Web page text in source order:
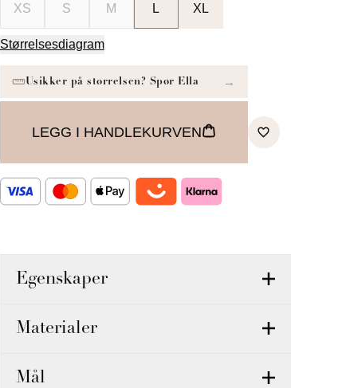
XS S M L XL
Størrelsesdiagram
LEGG I HANDLEKURVEN
Egenskaper
Materialer
Mål